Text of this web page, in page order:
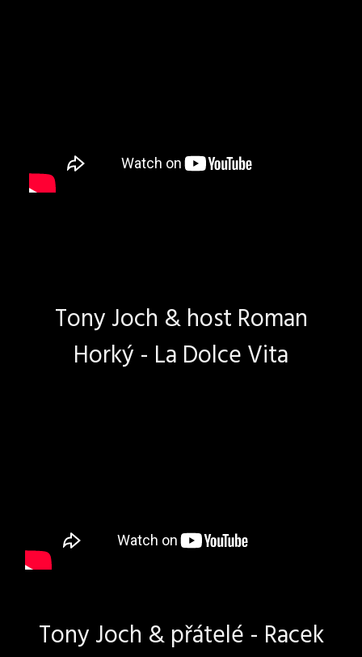
Tony Joch & host Roman
Horký - La Dolce Vita
Tony Joch & přátelé - Racek